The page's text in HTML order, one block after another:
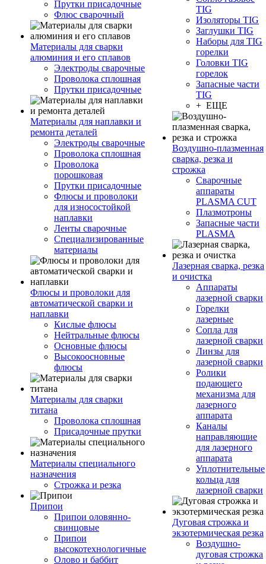
Прутки присадочные
Флюс сварочный
Материалы для сварки
алюминия и его сплавов
Электроды сварочные
Проволока сплошная
Прутки присадочные
Материалы для наплавки и
ремонта деталей
Электроды сварочные
Проволока сплошная
Проволока
порошковая
Прутки присадочные
Флюсы и проволоки
для износостойкой
наплавки
Ленты сварочные
Специализированные
материалы
Флюсы и проволоки для
автоматической сварки и
наплавки
Кислые флюсы
Нейтральные флюсы
Основные флюсы
Высокоосновные
флюсы
Материалы для сварки
титана
Проволока сплошная
Присадочные прутки
Материалы специального
назначения
Строжка и резка
Припои
Припои оловянно-
свинцовые
Припои
высокотехнологичные
Олово и баббит
TIG
Изоляторы TIG
Заглушки TIG
Наборы для TIG
горелки
Головки TIG
горелок
Запасные части
TIG
+ ЕЩЕ
Воздушно-плазменная
сварка, резка и
строжка
Сварочные
аппараты
PLASMA CUT
Плазмотроны
Запасные части
PLASMA
Лазерная сварка, резка
и очистка
Аппараты
лазерной сварки
Горелки
лазерные
Сопла для
лазерной сварки
Линзы для
лазерной сварки
Ролики
подающего
механизма для
лазерного
аппарата
Каналы
направляющие
для лазерного
аппарата
Уплотнительные
кольца для
лазерной сварки
Дуговая строжка и
экзотермическая резка
Воздушно-
дуговая строжка